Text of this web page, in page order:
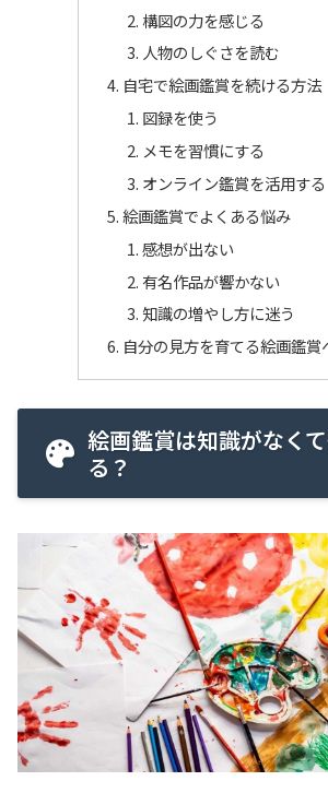
構図の力を感じる
人物のしぐさを読む
自宅で絵画鑑賞を続ける方法
図録を使う
メモを習慣にする
オンライン鑑賞を活用する
絵画鑑賞でよくある悩み
感想が出ない
有名作品が響かない
知識の増やし方に迷う
自分の見方を育てる絵画鑑賞
絵画鑑賞は知識がなく
る？